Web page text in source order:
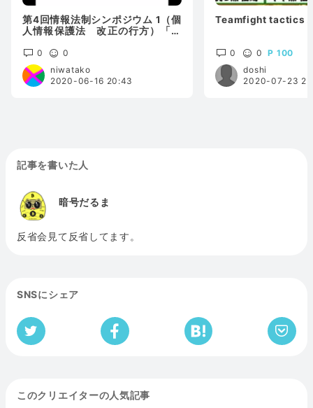
第4回情報法制シンポジウム 1（個
人情報保護法 改正の行方）「個
点」
0
0
niwatako
2020-06-16 20:43
Teamfight tactics
0 0
100
doshi
2020-07-23
記事を書いた人
暗号だるま
反省会見て反省してます。
SNSにシェア
このクリエイターの人気記事